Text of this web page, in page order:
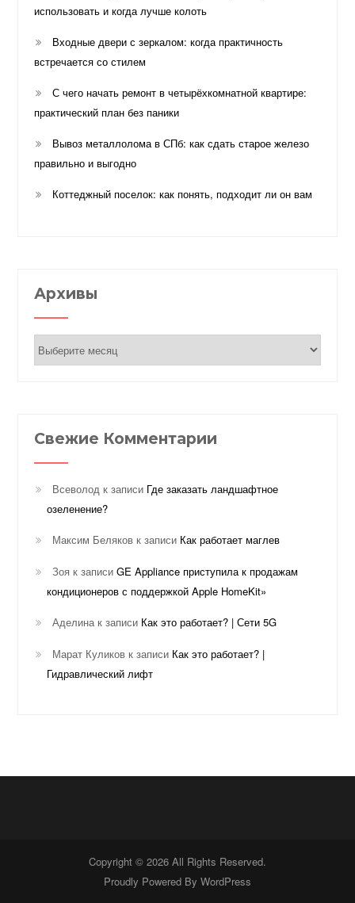
использовать и когда лучше колоть
Входные двери с зеркалом: когда практичность
встречается со стилем
С чего начать ремонт в четырёхкомнатной квартире:
практический план без паники
Вывоз металлолома в СПб: как сдать старое железо
правильно и выгодно
Коттеджный поселок: как понять, подходит ли он вам
Архивы
Свежие Комментарии
Всеволод к записи Где заказать ландшафтное
озеленение?
Максим Беляков к записи Как работает маглев
Зоя к записиGE Appliance приступила к продажам
кондиционеров с поддержкой Apple HomeKit»
Аделина к записи Как это работает? | Сети 5G
Марат Куликов к записи Как это работает? |
Гидравлический лифт
Copyright © 2026 All Rights Reserved.
Proudly Powered By WordPress